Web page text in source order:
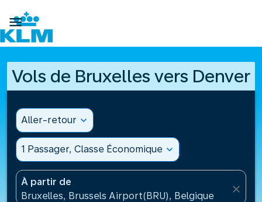

Vols de Bruxelles vers Denver
Aller-retour expand_more
1 Passager, Classe Économique expand_more
À partir de
Bruxelles, Brussels Airport(BRU), Belgique
close